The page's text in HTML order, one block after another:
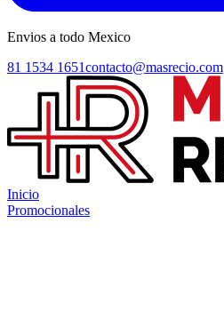
Envios a todo Mexico
81 1534 1651contacto@masrecio.com
Inicio
Promocionales